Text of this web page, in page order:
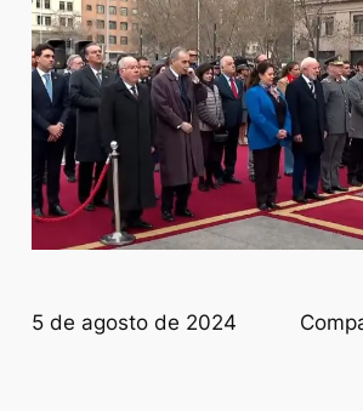
5 de agosto de 2024